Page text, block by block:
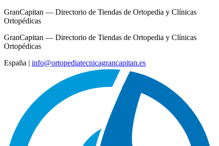
GranCapitan — Directorio de Tiendas de Ortopedia y Clínicas
Ortopédicas
GranCapitan — Directorio de Tiendas de Ortopedia y Clínicas
Ortopédicas
España | info@ortopediatecnicagrancapitan.es